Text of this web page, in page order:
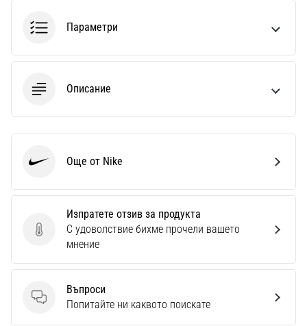
Параметри
Описание
Изпратете отзив за продукта
Изпратете отзив за продукта
С удоволствие бихме прочели вашето
мнение
Въпроси
Въпроси
Попитайте ни каквото поискате
Още от Nike